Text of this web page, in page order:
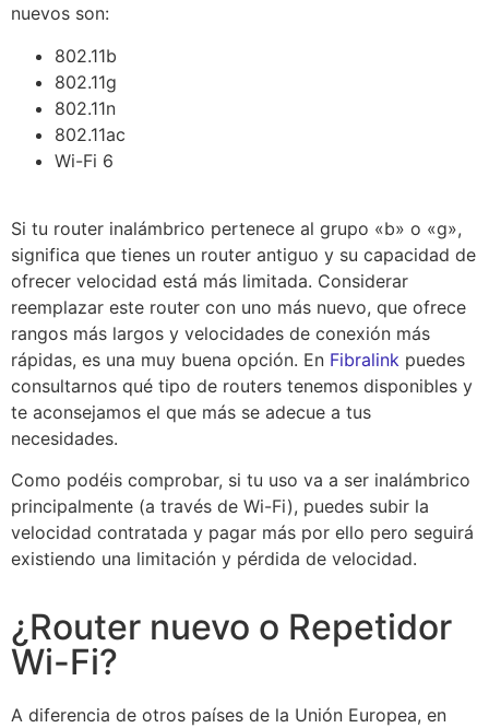
nuevos son:
802.11b
802.11g
802.11n
802.11ac
Wi-Fi 6
Si tu router inalámbrico pertenece al grupo «b» o «g»,
significa que tienes un router antiguo y su capacidad de
ofrecer velocidad está más limitada. Considerar
reemplazar este router con uno más nuevo, que ofrece
rangos más largos y velocidades de conexión más
rápidas, es una muy buena opción. En Fibralink puedes
consultarnos qué tipo de routers tenemos disponibles y
te aconsejamos el que más se adecue a tus
necesidades.
Como podéis comprobar, si tu uso va a ser inalámbrico
principalmente (a través de Wi-Fi), puedes subir la
velocidad contratada y pagar más por ello pero seguirá
existiendo una limitación y pérdida de velocidad.
¿Router nuevo o Repetidor
Wi-Fi?
A diferencia de otros países de la Unión Europea, en